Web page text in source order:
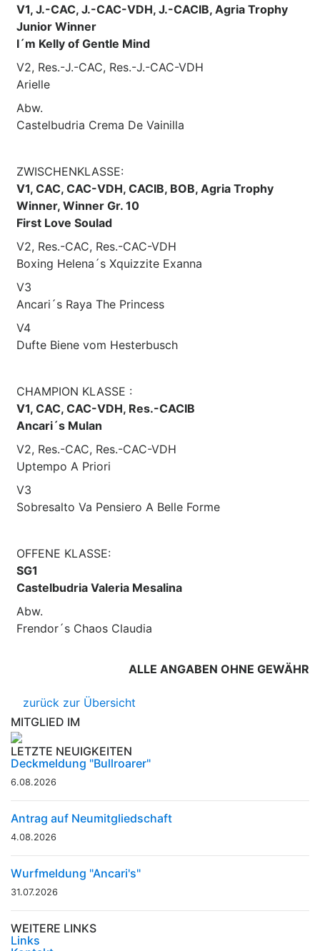
V1, J.-CAC, J.-CAC-VDH, J.-CACIB, Agria Trophy
Junior Winner
I´m Kelly of Gentle Mind
V2, Res.-J.-CAC, Res.-J.-CAC-VDH
Arielle
Abw.
Castelbudria Crema De Vainilla
ZWISCHENKLASSE:
V1, CAC, CAC-VDH, CACIB, BOB, Agria Trophy
Winner, Winner Gr. 10
First Love Soulad
V2, Res.-CAC, Res.-CAC-VDH
Boxing Helena´s Xquizzite Exanna
V3
Ancari´s Raya The Princess
V4
Dufte Biene vom Hesterbusch
CHAMPION KLASSE :
V1, CAC, CAC-VDH, Res.-CACIB
Ancari´s Mulan
V2, Res.-CAC, Res.-CAC-VDH
Uptempo A Priori
V3
Sobresalto Va Pensiero A Belle Forme
OFFENE KLASSE:
SG1
Castelbudria Valeria Mesalina
Abw.
Frendor´s Chaos Claudia
ALLE ANGABEN OHNE GEWÄHR
zurück zur Übersicht
MITGLIED IM
LETZTE NEUIGKEITEN
Deckmeldung "Bullroarer"
6.08.2026
Antrag auf Neumitgliedschaft
4.08.2026
Wurfmeldung "Ancari's"
31.07.2026
WEITERE LINKS
Links